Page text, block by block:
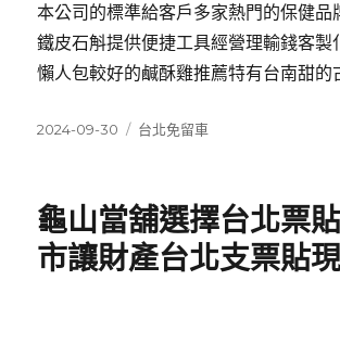
本公司的標準給客戶多家熱門的保健品
鐵皮石斛提供便捷工具經營理輸錢客製
懶人包較好的鹹酥雞推薦特有台南甜的
發
2024-09-30
分
台北免留車
龜山當舖選擇台北票
市讓財產台北支票貼